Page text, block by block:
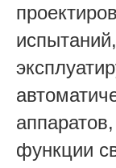
функции